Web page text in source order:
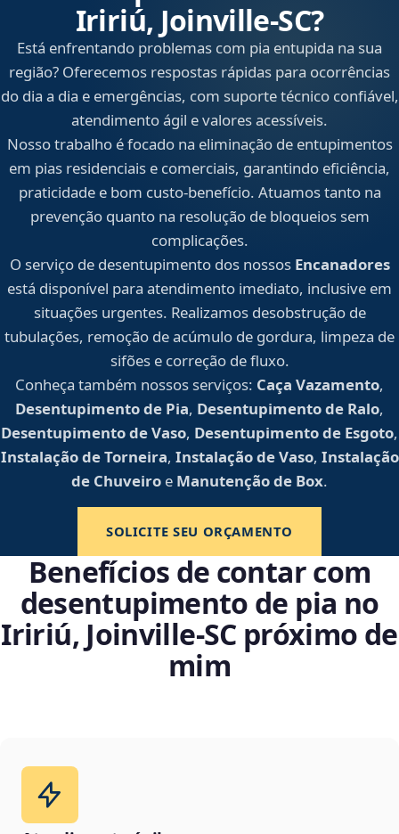
Iririú, Joinville‑SC?
Está enfrentando problemas com pia entupida na sua
região? Oferecemos respostas rápidas para ocorrências
do dia a dia e emergências, com suporte técnico confiável,
atendimento ágil e valores acessíveis.
Nosso trabalho é focado na eliminação de entupimentos
em pias residenciais e comerciais, garantindo eficiência,
praticidade e bom custo-benefício. Atuamos tanto na
prevenção quanto na resolução de bloqueios sem
complicações.
O serviço de desentupimento dos nossos Encanadores
está disponível para atendimento imediato, inclusive em
situações urgentes. Realizamos desobstrução de
tubulações, remoção de acúmulo de gordura, limpeza de
sifões e correção de fluxo.
Conheça também nossos serviços: Caça Vazamento,
Desentupimento de Pia, Desentupimento de Ralo,
Desentupimento de Vaso, Desentupimento de Esgoto,
Instalação de Torneira, Instalação de Vaso, Instalação
de Chuveiro e Manutenção de Box.
SOLICITE SEU ORÇAMENTO
Benefícios de contar com
desentupimento de pia no
Iririú, Joinville‑SC próximo de
mim